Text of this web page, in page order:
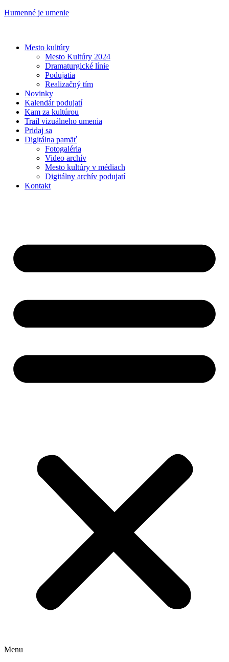
Humenné je umenie
Mesto kultúry
Mesto Kultúry 2024
Dramaturgické línie
Podujatia
Realizačný tím
Novinky
Kalendár podujatí
Kam za kultúrou
Trail vizuálneho umenia
Pridaj sa
Digitálna pamäť
Fotogaléria
Video archív
Mesto kultúry v médiach
Digitálny archív podujatí
Kontakt
Menu